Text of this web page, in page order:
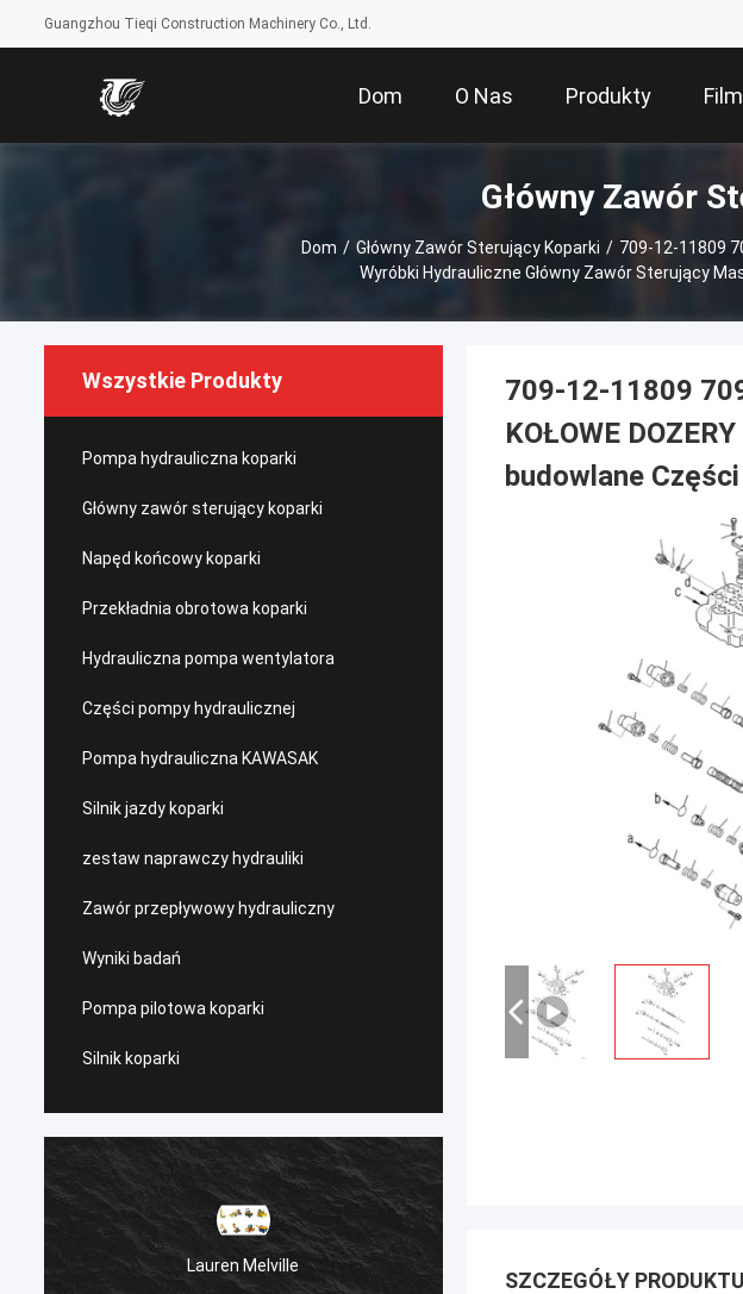
Guangzhou Tieqi Construction Machinery Co., Ltd.
Dom O Nas Produkty
Główny Zawór
Dom / Główny Zawór Sterujący Koparki / 709-12-11809
Wyróbki Hydrauliczne Główny Zawór Sterujący
Wszystkie Produkty
Pompa hydrauliczna koparki
Główny zawór sterujący koparki
Napęd końcowy koparki
Przekładnia obrotowa koparki
Hydrauliczna pompa wentylatora
Części pompy hydraulicznej
Pompa hydrauliczna KAWASAK
Silnik jazdy koparki
zestaw naprawczy hydrauliki
Zawór przepływowy hydrauliczny
Wyniki badań
Pompa pilotowa koparki
Silnik koparki
Lauren Melville
Sanёк Нижегородский
709-12-11809
KOŁOWE
budowlane
SZCZEGÓŁY PRODUKTU